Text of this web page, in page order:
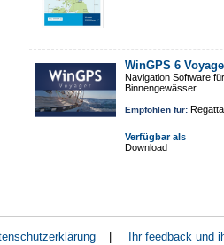
WinGPS 6
Navigation Software
Binnengewässer.
Empfohlen für:
Verfügbar als
Download
Ihr feedback und